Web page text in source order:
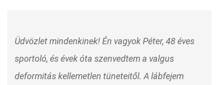
Üdvözlet mindenkinek! Én vagyok Péter, 48 éves
sportoló, és évek óta szenvedtem a valgus
deformitás kellemetlen tüneteitől. A lábfejem